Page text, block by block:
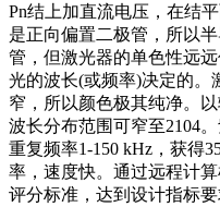
Pn结上加直流电压，在结
是正向偏置二极管，所以
管，但激光器的单色性远
光的波长(或频率)决定的。
窄，所以颜色极其纯净。
波长分布范围可窄至2104
重复频率1-150 kHz，获得
率，速度快。通过远程计
评分标准，达到设计指标要